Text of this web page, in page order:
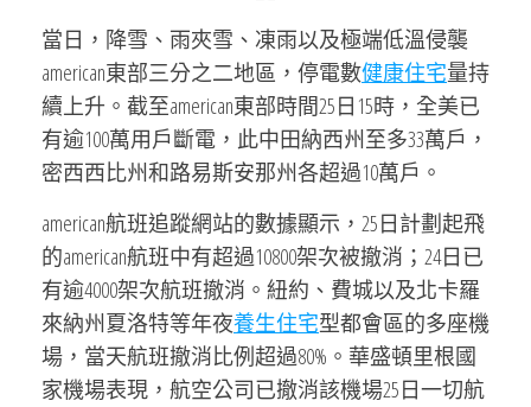
當日，降雪、雨夾雪、凍雨以及極端低溫侵襲
american東部三分之二地區，停電數健康住宅量持
續上升。截至american東部時間25日15時，全美已
有逾100萬用戶斷電，此中田納西州至多33萬戶，
密西西比州和路易斯安那州各超過10萬戶。
american航班追蹤網站的數據顯示，25日計劃起飛
的american航班中有超過10800架次被撤消；24日已
有逾4000架次航班撤消。紐約、費城以及北卡羅
來納州夏洛特等年夜養生住宅型都會區的多座機
場，當天航班撤消比例超過80%。華盛頓里根國
家機場表現，航空公司已撤消該機場25日一切航